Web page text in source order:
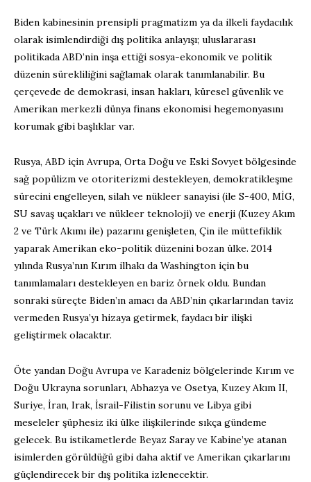
Biden kabinesinin prensipli pragmatizm ya da ilkeli faydacılık
olarak isimlendirdiği dış politika anlayışı; uluslararası
politikada ABD’nin inşa ettiği sosya-ekonomik ve politik
düzenin sürekliliğini sağlamak olarak tanımlanabilir. Bu
çerçevede de demokrasi, insan hakları, küresel güvenlik ve
Amerikan merkezli dünya finans ekonomisi hegemonyasını
korumak gibi başlıklar var.
Rusya, ABD için Avrupa, Orta Doğu ve Eski Sovyet bölgesinde
sağ popülizm ve otoriterizmi destekleyen, demokratikleşme
sürecini engelleyen, silah ve nükleer sanayisi (ile S-400, MİG,
SU savaş uçakları ve nükleer teknoloji) ve enerji (Kuzey Akım
2 ve Türk Akımı ile) pazarını genişleten, Çin ile müttefiklik
yaparak Amerikan eko-politik düzenini bozan ülke. 2014
yılında Rusya’nın Kırım ilhakı da Washington için bu
tanımlamaları destekleyen en bariz örnek oldu. Bundan
sonraki süreçte Biden’ın amacı da ABD’nin çıkarlarından taviz
vermeden Rusya’yı hizaya getirmek, faydacı bir ilişki
geliştirmek olacaktır.
Öte yandan Doğu Avrupa ve Karadeniz bölgelerinde Kırım ve
Doğu Ukrayna sorunları, Abhazya ve Osetya, Kuzey Akım II,
Suriye, İran, Irak, İsrail-Filistin sorunu ve Libya gibi
meseleler şüphesiz iki ülke ilişkilerinde sıkça gündeme
gelecek. Bu istikametlerde Beyaz Saray ve Kabine’ye atanan
isimlerden görüldüğü gibi daha aktif ve Amerikan çıkarlarını
güçlendirecek bir dış politika izlenecektir.